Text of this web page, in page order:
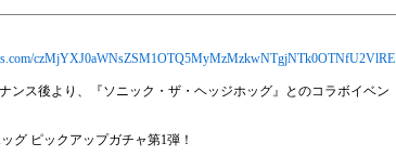
czMjYXJ0aWNsZSM1OTQ5MyMzMzkwNTgjNTk0OTNfU2VlRE
ンス後より、『ソニック・ザ・ヘッジホッグ』とのコラボイベン
グ ピックアップガチャ第1弾！